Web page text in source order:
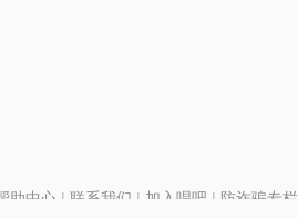
助中心 | 联系我们 | 加入唱吧 | 防诈骗专栏